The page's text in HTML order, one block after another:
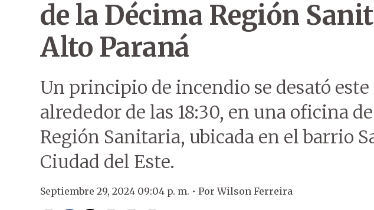
de la Décima Región
Alto Paraná
Un principio de incendio se desató
alrededor de las 18:30, en una oficina
Región Sanitaria, ubicada en el barrio
Ciudad del Este.
Septiembre 29, 2024 09:04 p. m. • PorWilson Ferreira